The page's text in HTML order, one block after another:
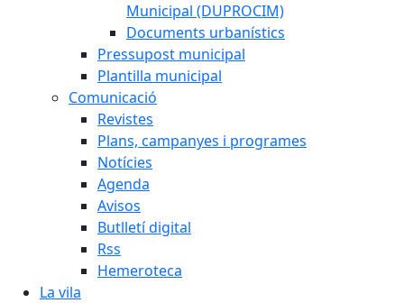
Municipal (DUPROCIM)
Documents urbanístics
Pressupost municipal
Plantilla municipal
Comunicació
Revistes
Plans, campanyes i programes
Notícies
Agenda
Avisos
Butlletí digital
Rss
Hemeroteca
La vila